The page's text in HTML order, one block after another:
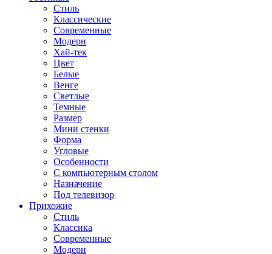
Стиль
Классические
Современные
Модерн
Хай-тек
Цвет
Белые
Венге
Светлые
Темные
Размер
Мини стенки
Форма
Угловые
Особенности
С компьютерным столом
Назначение
Под телевизор
Прихожие
Стиль
Классика
Современные
Модерн